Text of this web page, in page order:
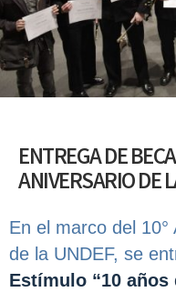
ENTREGA DE
ANIVERSARIO DE
En el marco del
de la UNDEF, se
Estímulo “10